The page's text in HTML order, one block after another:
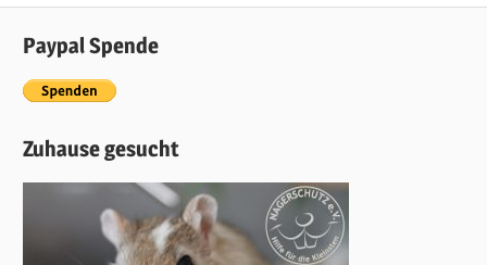
Paypal Spende
Zuhause gesucht